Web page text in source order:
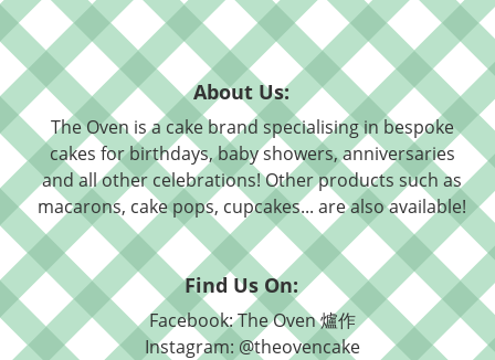
About Us:
The Oven is a cake brand specialising in bespoke
cakes for birthdays, baby showers, anniversaries
and all other celebrations! Other products such as
macarons, cake pops, cupcakes... are also available!
Find Us On:
Facebook: The Oven 爐作
Instagram: @theovencake